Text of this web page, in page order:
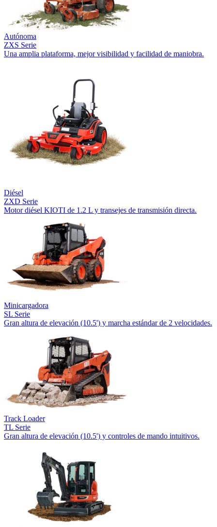
Autónoma
ZXS Serie
Una amplia plataforma, mejor visibilidad y facilidad de maniobra.
Diésel
ZXD Serie
Motor diésel KIOTI de 1.2 L y transejes de transmisión directa.
Minicargadora
SL Serie
Gran altura de elevación (10.5') y marcha estándar de 2 velocidades.
Track Loader
TL Serie
Gran altura de elevación (10.5') y controles de mando intuitivos.